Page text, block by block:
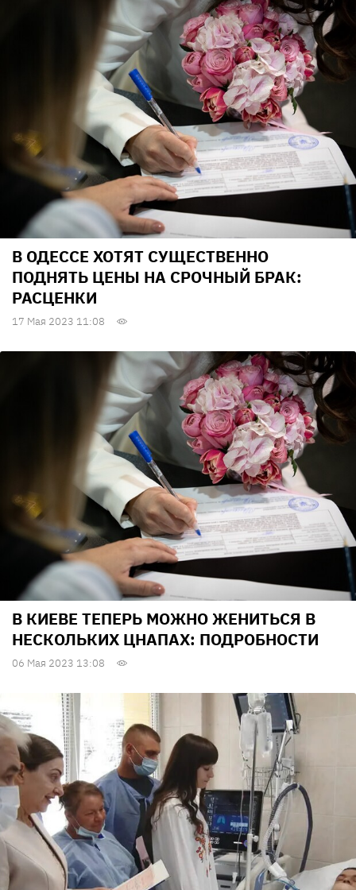
В ОДЕССЕ ХОТЯТ СУЩЕСТВЕННО
ПОДНЯТЬ ЦЕНЫ НА СРОЧНЫЙ БРАК:
РАСЦЕНКИ
17 Мая 2023 11:08
В КИЕВЕ ТЕПЕРЬ МОЖНО ЖЕНИТЬСЯ В
НЕСКОЛЬКИХ ЦНАПАХ: ПОДРОБНОСТИ
06 Мая 2023 13:08